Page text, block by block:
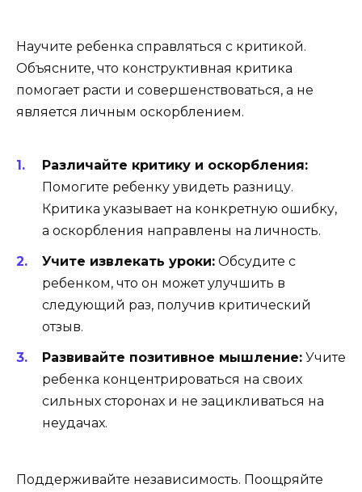
Научите ребенка справляться с критикой.
Объясните, что конструктивная критика
помогает расти и совершенствоваться, а не
является личным оскорблением.
Различайте критику и оскорбления:
Помогите ребенку увидеть разницу.
Критика указывает на конкретную ошибку,
а оскорбления направлены на личность.
Учите извлекать уроки: Обсудите с
ребенком, что он может улучшить в
следующий раз, получив критический
отзыв.
Развивайте позитивное мышление: Учите
ребенка концентрироваться на своих
сильных сторонах и не зацикливаться на
неудачах.
Поддерживайте независимость. Поощряйте